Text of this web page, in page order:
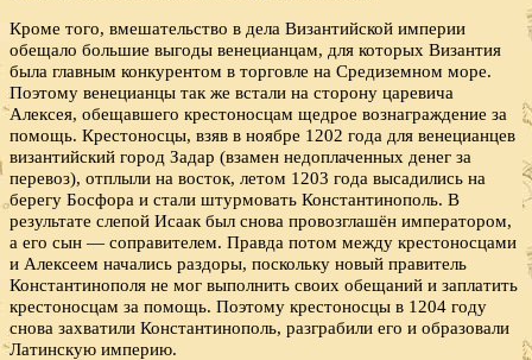
Кроме того, вмешательство в дела Византийской империи
обещало большие выгоды венецианцам, для которых Византия
была главным конкурентом в торговле на Средиземном море.
Поэтому венецианцы так же встали на сторону царевича
Алексея, обещавшего крестоносцам щедрое вознаграждение за
помощь. Крестоносцы, взяв в ноябре 1202 года для венецианцев
византийский город Задар (взамен недоплаченных денег за
перевоз), отплыли на восток, летом 1203 года высадились на
берегу Босфора и стали штурмовать Константинополь. В
результате слепой Исаак был снова провозглашён императором,
а его сын — соправителем. Правда потом между крестоносцами
и Алексеем начались раздоры, поскольку новый правитель
Константинополя не мог выполнить своих обещаний и заплатить
крестоносцам за помощь. Поэтому крестоносцы в 1204 году
снова захватили Константинополь, разграбили его и образовали
Латинскую империю.